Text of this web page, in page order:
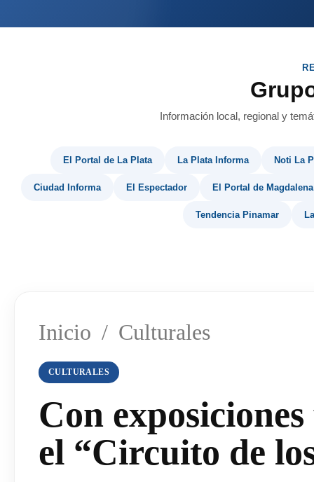
Información local, regional y
El Portal de La Plata La Plata Informa Noti La
Ciudad Informa El Espectador El Portal de Magdalena
Tendencia Pinamar
Inicio / Culturales
CULTURALES
Con
el “Circuito de